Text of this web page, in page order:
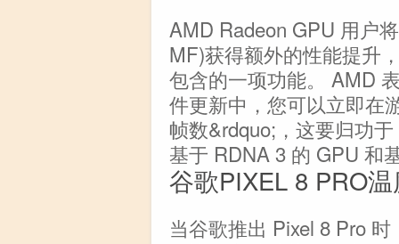
AMD Radeon GPU 用户
MF)获得额外的性能提升
包含的一项功能。 AMD
件更新中，您可以立即在
帧数&rdquo;，这要归功
基于 RDNA 3 的 GPU 和
谷歌PIXEL 8 PRO
当谷歌推出 Pixel 8 Pro